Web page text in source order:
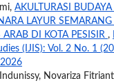
AKULTURASI
LAYUR SEMARANG
ARAB DI KOTA PESISIR ,
(IJIS): Vol. 2 No. 1
Novariza